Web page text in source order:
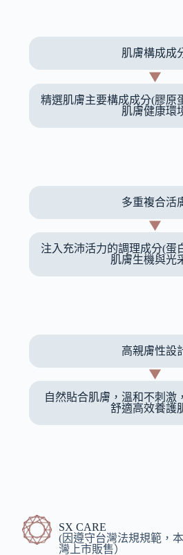
肌膚構成成
精選肌膚主要構成成分(膠原
肌膚健康環
多重複合活
注入充沛活力的調理成分(蛋
肌膚生機與光
高親膚性設
自然貼合肌膚，溫和不刺激
舒適高效養護
SX CARE
(因遵守台灣法規規範，
灣上市販售）​